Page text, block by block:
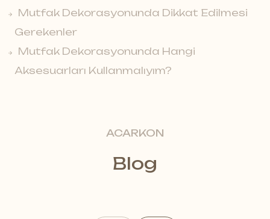
Mutfak Dekorasyonunda Dikkat Edilmesi
Gerekenler
Mutfak Dekorasyonunda Hangi
Aksesuarları Kullanmalıyım?
ACARKON
Blog